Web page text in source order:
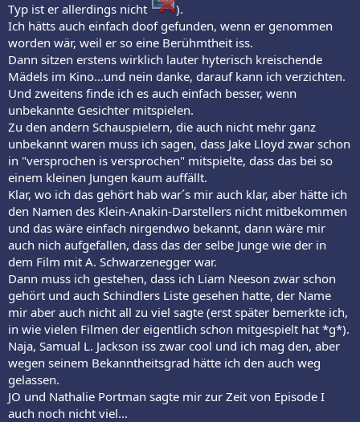
Typ ist er allerdings nicht
).
Ich hätts auch einfach doof gefunden, wenn er genommen
worden wär, weil er so eine Berühmtheit iss.
Dann sitzen erstens wirklich lauter hyterisch kreischende
Mädels im Kino...und nein danke, darauf kann ich verzichten.
Und zweitens finde ich es auch einfach besser, wenn
unbekannte Gesichter mitspielen.
Zu den andern Schauspielern, die auch nicht mehr ganz
unbekannt waren muss ich sagen, dass Jake Lloyd zwar schon
in "versprochen is versprochen" mitspielte, dass das bei so
einem kleinen Jungen kaum auffällt.
Klar, wo ich das gehört hab war´s mir auch klar, aber hätte ich
den Namen des Klein-Anakin-Darstellers nicht mitbekommen
und das wäre einfach nirgendwo bekannt, dann wäre mir
auch nich aufgefallen, dass das der selbe Junge wie der in
dem Film mit A. Schwarzenegger war.
Dann muss ich gestehen, dass ich Liam Neeson zwar schon
gehört und auch Schindlers Liste gesehen hatte, der Name
mir aber auch nicht all zu viel sagte (erst später bemerkte ich,
in wie vielen Filmen der eigentlich schon mitgespielt hat *g*).
Naja, Samual L. Jackson iss zwar cool und ich mag den, aber
wegen seinem Bekanntheitsgrad hätte ich den auch weg
gelassen.
JO und Nathalie Portman sagte mir zur Zeit von Episode I
auch noch nicht viel...